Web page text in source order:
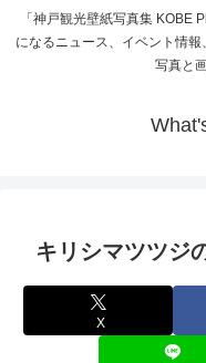
「神戸観光壁紙写真集 KOBE
になるニュース、イベント情
写真と
キリシマツツジ
X